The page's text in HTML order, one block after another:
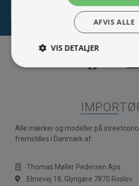
Tilmeld
Alle mærker og modeller på
fremstilles i Danmark af:
Thomas Møller Pedersen Aps.
Elmevej 18, Glyngøre 7870 Roslev
AFVIS ALLE
VIS DETALJER